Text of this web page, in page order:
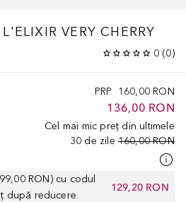
L'ELIXIR VERY CHERRY
0 (0)
PRP 160,00 RON
136,00 RON
Cel mai mic preț din ultimele
30 de zile 160,00 RON
RON) cu codul
după reducere
129,20 RON